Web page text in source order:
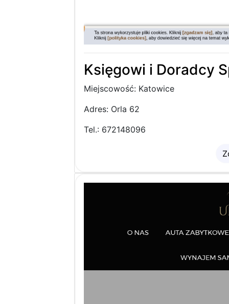
Księgowi i Doradcy
Miejscowość: Katowice
Adres: Orla 62
Tel.: 672148096